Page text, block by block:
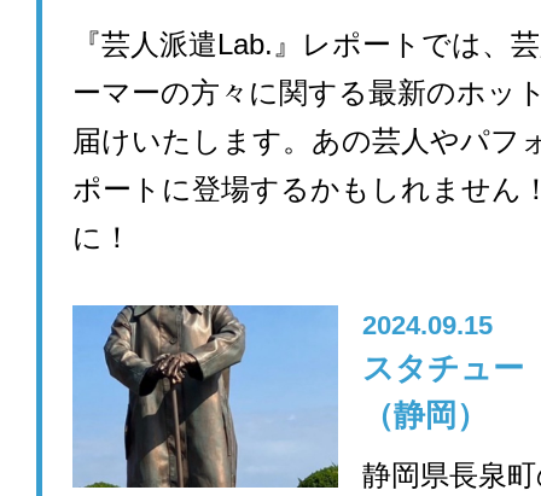
『芸人派遣Lab.』レポートでは、
ーマーの方々に関する最新のホッ
届けいたします。あの芸人やパフ
ポートに登場するかもしれません
に！
2024.09.15
スタチュ
（静岡）
静岡県長泉